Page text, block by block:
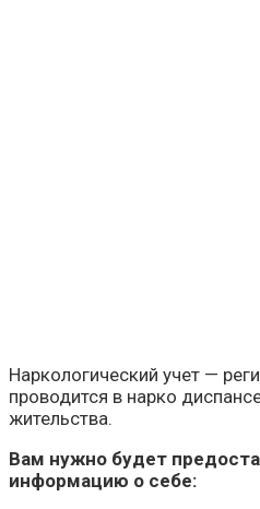
Наркологический учет —
проводится в нарко
жительства.
Вам нужно будет
информацию о себе: